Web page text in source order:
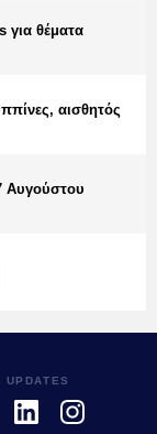
για θέματα
αισθητός
Αυγούστου
UPDATES